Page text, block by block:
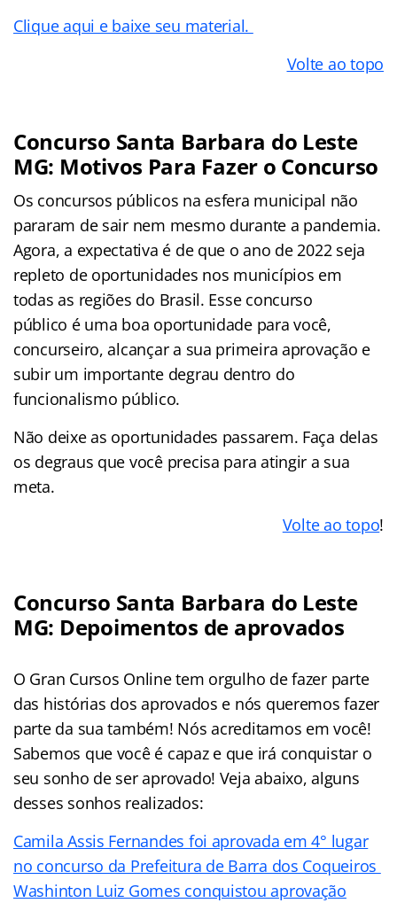
Clique aqui e baixe seu material.
Volte ao topo
Concurso Santa Barbara do Leste
MG: Motivos Para Fazer o Concurso
Os concursos públicos na esfera municipal não
pararam de sair nem mesmo durante a pandemia.
Agora, a expectativa é de que o ano de 2022 seja
repleto de oportunidades nos municípios em
todas as regiões do Brasil. Esse concurso
público é uma boa oportunidade para você,
concurseiro, alcançar a sua primeira aprovação e
subir um importante degrau dentro do
funcionalismo público.
Não deixe as oportunidades passarem. Faça delas
os degraus que você precisa para atingir a sua
meta.
Volte ao topo!
Concurso Santa Barbara do Leste
MG: Depoimentos de aprovados
O Gran Cursos Online tem orgulho de fazer parte
das histórias dos aprovados e nós queremos fazer
parte da sua também! Nós acreditamos em você!
Sabemos que você é capaz e que irá conquistar o
seu sonho de ser aprovado! Veja abaixo, alguns
desses sonhos realizados:
Camila Assis Fernandes foi aprovada em 4° lugar
no concurso da Prefeitura de Barra dos Coqueiros
Washinton Luiz Gomes conquistou aprovação